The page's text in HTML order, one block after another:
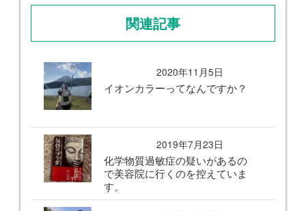
関連記事
2020年11月5日
イオンカラーってなんですか？
2019年7月23日
化学物質過敏症の疑いがあるの
で美容院に行くのを控えていま
す。